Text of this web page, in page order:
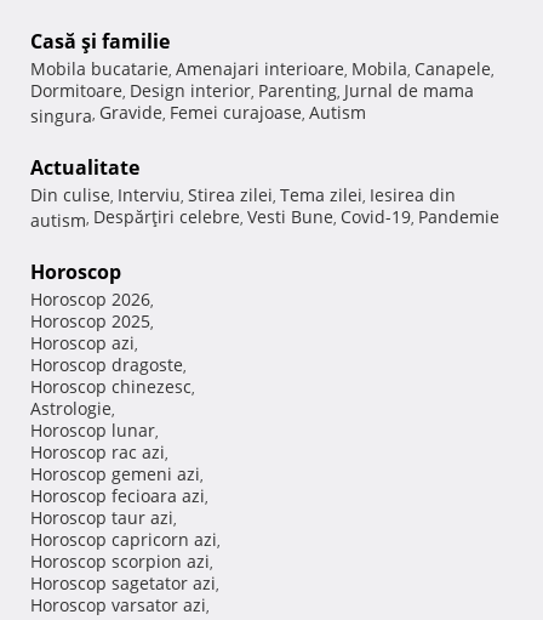
Casă şi familie
Mobila bucatarie, Amenajari interioare, Mobila, Canapele,
Dormitoare, Design interior, Parenting, Jurnal de mama
singura, Gravide, Femei curajoase, Autism
Actualitate
Din culise, Interviu, Stirea zilei, Tema zilei, Iesirea din
autism, Despărţiri celebre, Vesti Bune, Covid-19, Pandemie
Horoscop
Horoscop 2026,
Horoscop 2025,
Horoscop azi,
Horoscop dragoste,
Horoscop chinezesc,
Astrologie,
Horoscop lunar,
Horoscop rac azi,
Horoscop gemeni azi,
Horoscop fecioara azi,
Horoscop taur azi,
Horoscop capricorn azi,
Horoscop scorpion azi,
Horoscop sagetator azi,
Horoscop varsator azi,